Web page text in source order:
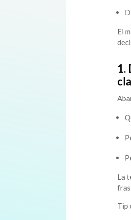
El
1.
La
Tip